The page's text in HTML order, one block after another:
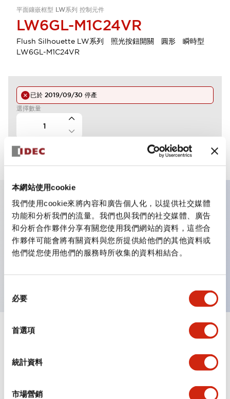
本網站使用cookie
我們使用cookie來將內容和廣告個人化，以提供社交媒體
功能和分析我們的流量。我們也與我們的社交媒體、廣告
和分析合作夥伴分享有關您使用我們網站的資料，這些合
作夥伴可能會將有關資料與您所提供給他們的其他資料或
他們從您使用他們的服務時所收集的資料相結合。
必要
首選項
統計資料
市場營銷
平面鑲嵌框型 LW系列 控制元件
LW6GL-M1C24VR
Flush Silhouette LW系列 照光按鈕開關 圓形 瞬時型
LW6GL-M1C24VR
已於 2019/09/30 停產
選擇數量
主要特點
可進行集合密著安裝
附鎖選擇開關採用高安全性的彈子鎖結構
防護結構為IP65（IEC60529）